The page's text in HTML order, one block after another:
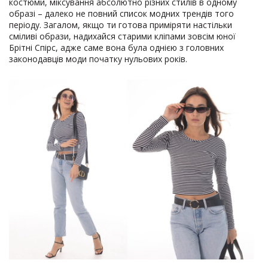
костюми, міксування абсолютно різних стилів в одному
образі – далеко не повний список модних трендів того
періоду. Загалом, якщо ти готова приміряти настільки
сміливі образи, надихайся старими кліпами зовсім юної
Брітні Спірс, адже саме вона була однією з головних
законодавців моди початку нульових років.